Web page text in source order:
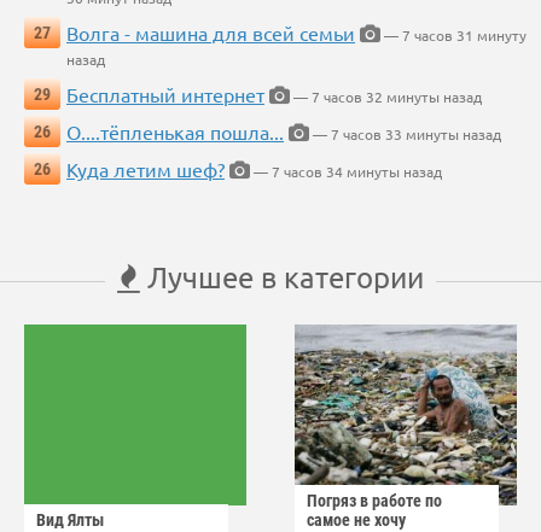
27
Волга - машина для всей семьи
— 7 часов 31 минуту
назад
29
Бесплатный интернет
— 7 часов 32 минуты назад
26
О....тёпленькая пошла...
— 7 часов 33 минуты назад
26
Куда летим шеф? — 7 часов 34 минуты назад
Лучшее в категории
Вид Ялты
Погряз в работе по
самое не хочу